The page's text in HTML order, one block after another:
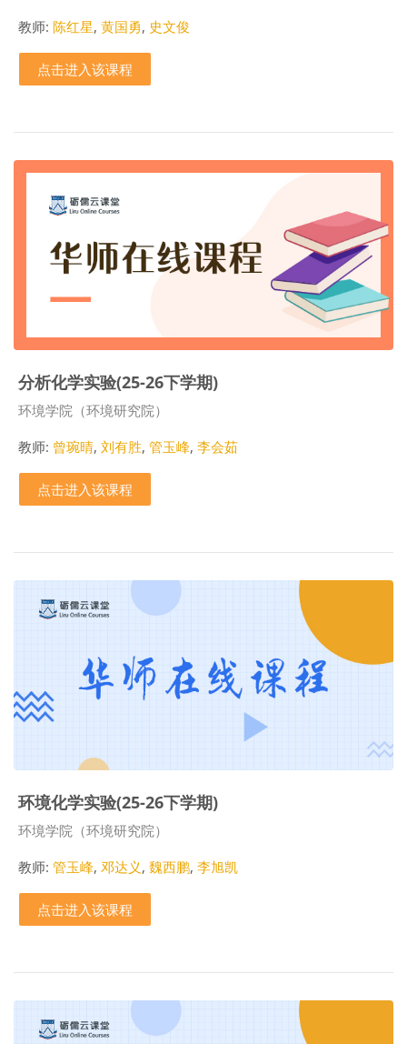
教师: 陈红星, 黄国勇, 史文俊
点击进入该课程
分析化学实验(25-26下学期)
课程类别
环境学院（环境研究院）
教师: 曾琬晴, 刘有胜, 管玉峰, 李会茹
点击进入该课程
环境化学实验(25-26下学期)
课程类别
环境学院（环境研究院）
教师: 管玉峰, 邓达义, 魏西鹏, 李旭凯
点击进入该课程